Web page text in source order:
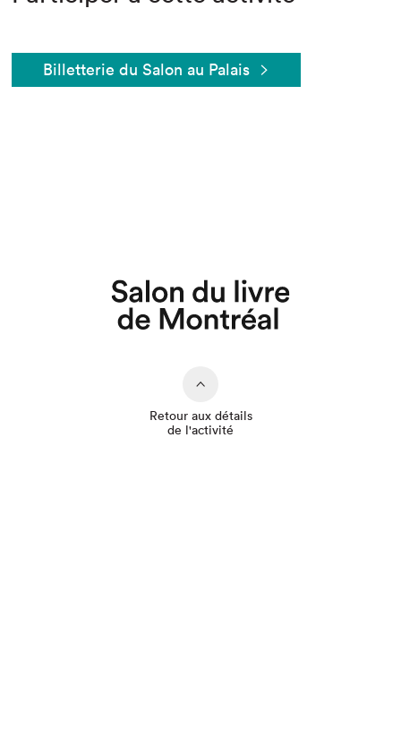
Billetterie du Salon au Palais
Retour aux détails
de l'activité